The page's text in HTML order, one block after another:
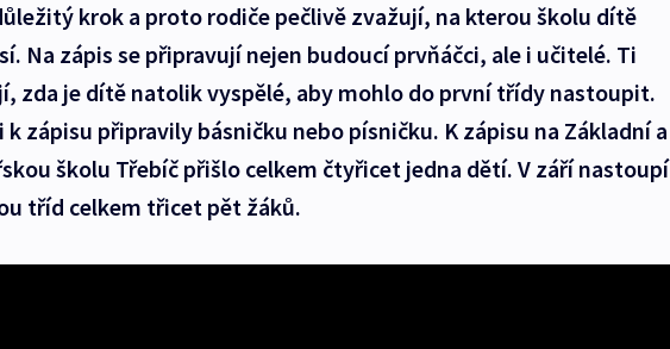
krok a proto rodiče pečlivě zvažují, na kterou školu dítě
Na zápis se připravují nejen budoucí prvňáčci, ale i učitelé. Ti
zda je dítě natolik vyspělé, aby mohlo do první třídy nastoupit.
k zápisu připravily básničku nebo písničku. K zápisu na Základní a
školu Třebíč přišlo celkem čtyřicet jedna dětí. V září nastoupí
tříd celkem třicet pět žáků.